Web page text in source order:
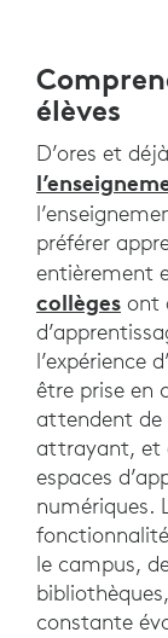
élèves
D’ores et
préférer
entièrement
collèges ont
l’expérience
être prise en
attendent de
attrayant, et
espaces
numériques.
le campus,
constante